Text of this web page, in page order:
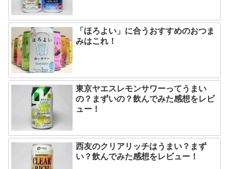
「ほろよい」に合うおすすめのおつま
みはこれ！
東京ヤエスレモンサワーってうまい
の？まずいの？飲んでみた感想をレビ
ュー！
西友のクリアリッチはうまい？まず
い？飲んでみた感想をレビュー！